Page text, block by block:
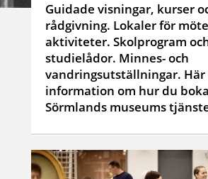
Guidade visningar, kurser
rådgivning. Lokaler för
aktiviteter. Skolprogram
studielådor. Minnes- och
vandringsutställningar.
information om hur du
Sörmlands museums